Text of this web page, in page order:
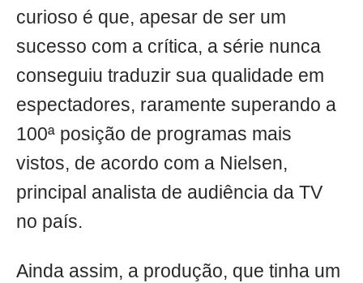
curioso é que, apesar de ser um
sucesso com a crítica, a série nunca
conseguiu traduzir sua qualidade em
espectadores, raramente superando a
100ª posição de programas mais
vistos, de acordo com a Nielsen,
principal analista de audiência da TV
no país.
Ainda assim, a produção, que tinha um